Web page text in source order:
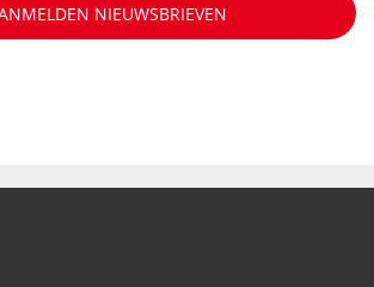
NIEUWSBRIEVEN